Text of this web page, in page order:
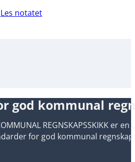
Les notatet
god kommunal
REGNSKAPSSKIKK
for god kommunal